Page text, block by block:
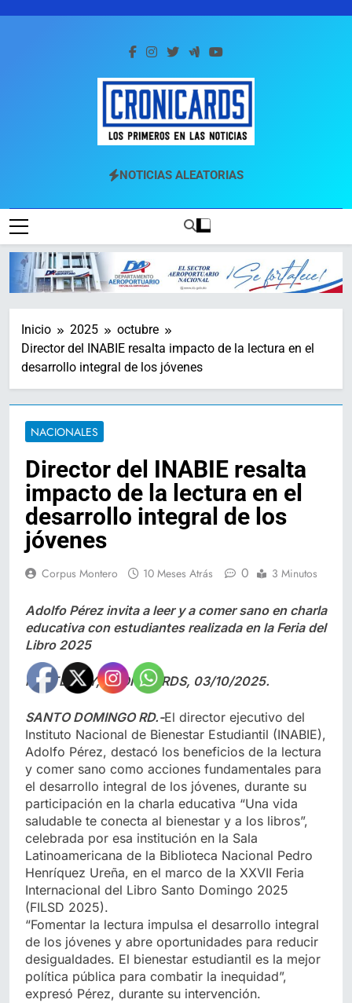
Cronicards
Los Primeros En Las Noticias
NOTICIAS ALEATORIAS
Inicio 2025
octubre
Director del INABIE resalta impacto de la lectura en el
desarrollo integral de los jóvenes
NACIONALES
Director del INABIE resalta
impacto de la lectura en el
desarrollo integral de los
jóvenes
Corpus Montero 10 Meses Atrás 0 3 Minutos
Adolfo Pérez invita a leer y a comer sano en charla
educativa con estudiantes realizada en la Feria del
Libro 2025
POSTED BY, CRONICARDS, 03/10/2025.
SANTO DOMINGO RD.-El director ejecutivo del
Instituto Nacional de Bienestar Estudiantil (INABIE),
Adolfo Pérez, destacó los beneficios de la lectura
y comer sano como acciones fundamentales para
el desarrollo integral de los jóvenes, durante su
participación en la charla educativa “Una vida
saludable te conecta al bienestar y a los libros”,
celebrada por esa institución en la Sala
Latinoamericana de la Biblioteca Nacional Pedro
Henríquez Ureña, en el marco de la XXVII Feria
Internacional del Libro Santo Domingo 2025
(FILSD 2025).
“Fomentar la lectura impulsa el desarrollo integral
de los jóvenes y abre oportunidades para reducir
desigualdades. El bienestar estudiantil es la mejor
política pública para combatir la inequidad”,
expresó Pérez, durante su intervención.